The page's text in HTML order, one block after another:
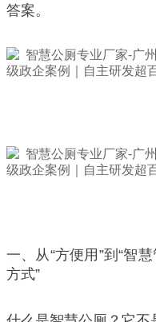
答案。
一、从“方便用”到“智
方式”